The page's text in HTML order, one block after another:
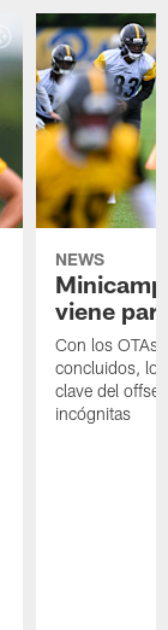
NEWS
viene
Con los OTAs
concluidos,
clave del
incógnitas